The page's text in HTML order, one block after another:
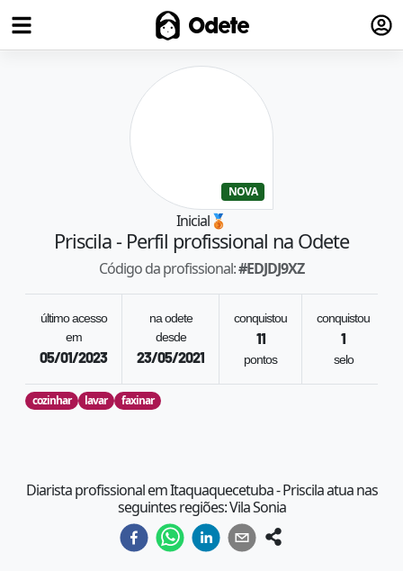
Odete
NOVA
Inicial🥉
Priscila- Perfil profissional na Odete
Código da profissional:#EDJDJ9XZ
último acesso
em
05/01/2023
na odete
desde
23/05/2021
conquistou
11
pontos
conquistou
1
selo
cozinhar lavar faxinar
Diarista profissional em Itaquaquecetuba - Priscila atua nas
seguintes regiões: Vila Sonia